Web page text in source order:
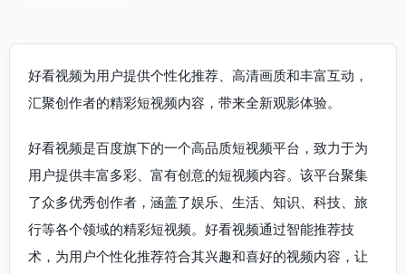
好看视频为用户提供个性化推荐、高清画质和丰富互动，
汇聚创作者的精彩短视频内容，带来全新观影体验。
好看视频是百度旗下的一个高品质短视频平台，致力于为
用户提供丰富多彩、富有创意的短视频内容。该平台聚集
了众多优秀创作者，涵盖了娱乐、生活、知识、科技、旅
行等各个领域的精彩短视频。好看视频通过智能推荐技
术，为用户个性化推荐符合其兴趣和喜好的视频内容，让